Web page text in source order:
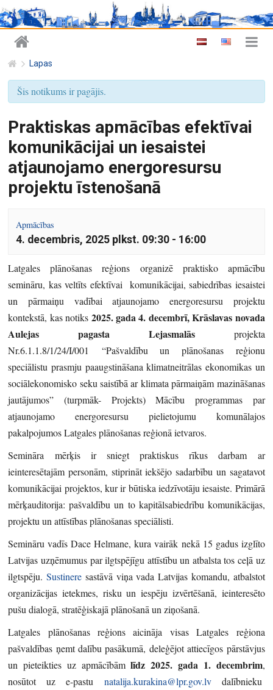
Lapas
Šis notikums ir pagājis.
Praktiskas apmācības efektīvai
komunikācijai un iesaistei
atjaunojamo energoresursu
projektu īstenošanā
Apmācības
4. decembris, 2025 plkst. 09:30 - 16:00
Latgales plānošanas reģions organizē praktisko apmācību
semināru, kas veltīts efektīvai komunikācijai, sabiedrības iesaistei
un pārmaiņu vadībai atjaunojamo energoresursu projektu
kontekstā, kas notiks 2025. gada 4. decembrī, Krāslavas novada
Aulejas pagasta Lejasmalās projekta
Nr.6.1.1.8/1/24/I/001 “Pašvaldību un plānošanas reģionu
speciālistu prasmju paaugstināšana klimatneitrālas ekonomikas un
sociālekonomisko seku saistībā ar klimata pārmaiņām mazināšanas
jautājumos” (turpmāk- Projekts) Mācību programmas par
atjaunojamo energoresursu pielietojumu komunālajos
pakalpojumos Latgales plānošanas reģionā ietvaros.
Semināra mērķis ir sniegt praktiskus rīkus darbam ar
ieinteresētajām personām, stiprināt iekšējo sadarbību un sagatavot
komunikācijai projektos, kur ir būtiska iedzīvotāju iesaiste. Primārā
mērķauditorija: pašvaldību un to kapitālsabiedrību komunikācijas,
projektu un attīstības plānošanas speciālisti.
Semināru vadīs Dace Helmane, kura vairāk nekā 15 gadus izglīto
Latvijas uzņēmumus par ilgtspējīgu attīstību un atbalsta tos ceļā uz
ilgtspēju.Sustinere sastāvā viņa vada Latvijas komandu, atbalstot
organizācijas ietekmes, risku un iespēju izvērtēšanā, ieinteresēto
pušu dialogā, stratēģiskajā plānošanā un ziņošanā.
Latgales plānošanas reģions aicināja visas Latgales reģiona
pašvaldības ņemt dalību pasākumā, deleģējot attiecīgos pārstāvjus
un pieteikties uz apmācībāmlīdz 2025. gada 1. decembrim,
nosūtot uz e-pastu natalija.kurakina@lpr.gov.lvdalībnieku